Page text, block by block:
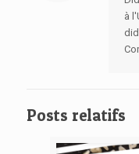
à
Posts relatifs